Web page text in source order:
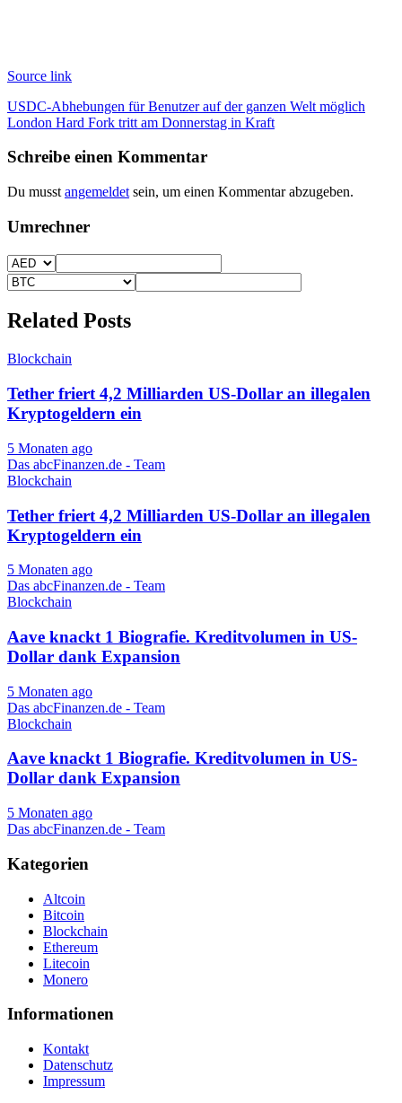
Source link
Beitragsnavigation
USDC-Abhebungen für Benutzer auf der ganzen Welt möglich
London Hard Fork tritt am Donnerstag in Kraft
Schreibe einen Kommentar
Du musst angemeldet sein, um einen Kommentar abzugeben.
Umrechner
Related Posts
Blockchain
Tether friert 4,2 Milliarden US-Dollar an illegalen
Kryptogeldern ein
5 Monaten ago
Das abcFinanzen.de - Team
Blockchain
Tether friert 4,2 Milliarden US-Dollar an illegalen
Kryptogeldern ein
5 Monaten ago
Das abcFinanzen.de - Team
Blockchain
Aave knackt 1 Biografie. Kreditvolumen in US-
Dollar dank Expansion
5 Monaten ago
Das abcFinanzen.de - Team
Blockchain
Aave knackt 1 Biografie. Kreditvolumen in US-
Dollar dank Expansion
5 Monaten ago
Das abcFinanzen.de - Team
Kategorien
Altcoin
Bitcoin
Blockchain
Ethereum
Litecoin
Monero
Informationen
Kontakt
Datenschutz
Impressum